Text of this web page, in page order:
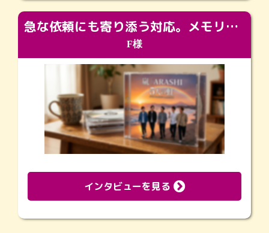
急な依頼にも寄り添う対応。メモリアルコーナーで振り返る大切な日々
F様
インタビューを見る